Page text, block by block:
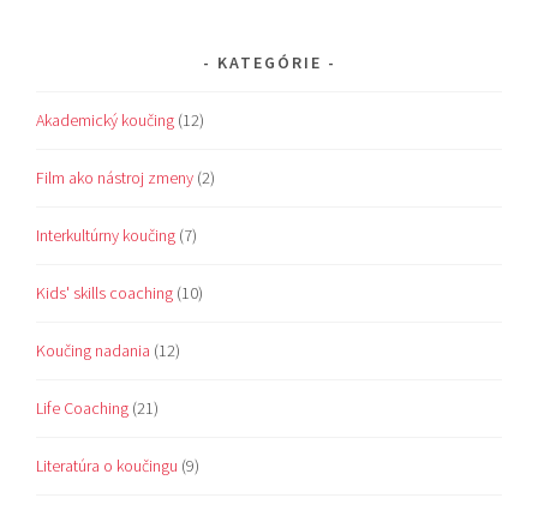
KATEGÓRIE
Akademický koučing (12)
Film ako nástroj zmeny (2)
Interkultúrny koučing (7)
Kids' skills coaching (10)
Koučing nadania (12)
Life Coaching (21)
Literatúra o koučingu (9)